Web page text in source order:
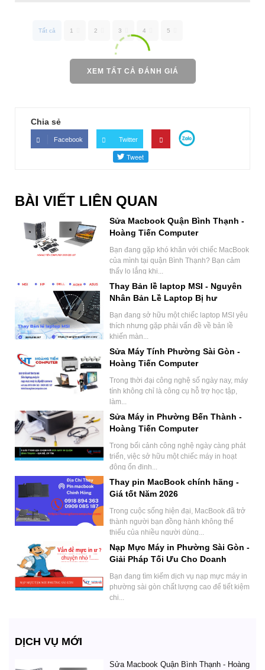
Tất cả 1 2 3 4 5
XEM TẤT CẢ ĐÁNH GIÁ
Chia sẻ
Facebook Twitter
BÀI VIẾT LIÊN QUAN
Sửa Macbook Quận Bình Thạnh -
Hoàng Tiến Computer
Bạn đang gặp khó khăn với chiếc MacBook
của mình tại quận Bình Thạnh? Bạn cảm
thấy lo lắng khi...
Thay Bản lề laptop MSI - Nguyên
Nhân Bản Lề Laptop Bị hư
Bạn đang sở hữu một chiếc laptop MSI yêu
thích nhưng gặp phải vấn đề về bản lề
khiến màn...
Sửa Máy Tính Phường Sài Gòn -
Hoàng Tiến Computer
Trong thời đại công nghệ số ngày nay, máy
tính không chỉ là công cụ hỗ trợ học tập,
làm...
Sửa Máy in Phường Bến Thành -
Hoàng Tiến Computer
Trong bối cảnh công nghệ ngày càng phát
triển, việc sở hữu một chiếc máy in hoạt
động ổn định...
Thay pin MacBook chính hãng -
Giá tốt Năm 2026
Trong cuộc sống hiện đại, MacBook đã trở
thành người bạn đồng hành không thể
thiếu của nhiều người dùng...
Nạp Mực Máy in Phường Sài Gòn -
Giải Pháp Tối Ưu Cho Doanh
Bạn đang tìm kiếm dịch vụ nạp mực máy in
phường sài gòn chất lượng cao để tiết kiệm
chi...
DỊCH VỤ MỚI
Sửa Macbook Quận Bình Thạnh - Hoàng